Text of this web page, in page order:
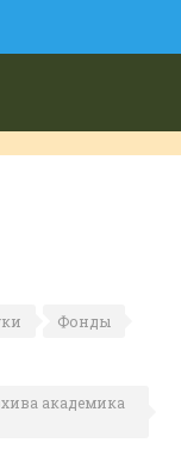
Фонды
академика